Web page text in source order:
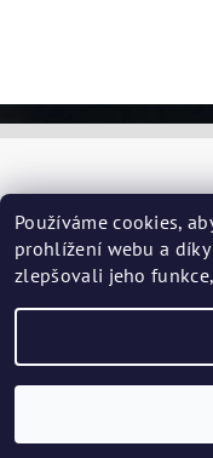
2026 ©
Používáme cookies,
prohlížení webu a
zlepšovali jeho